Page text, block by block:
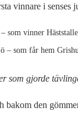
vinnare i senses
som vinner
– som får hem
som gjorde
bakom den